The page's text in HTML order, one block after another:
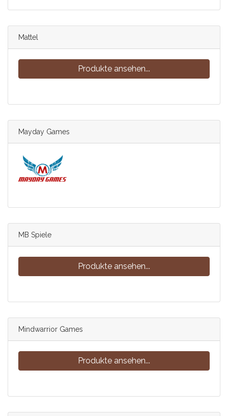
Mattel
Produkte ansehen...
Mayday Games
MB Spiele
Produkte ansehen...
Mindwarrior Games
Produkte ansehen...